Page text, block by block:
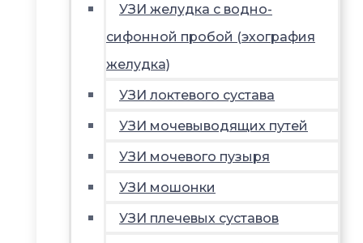
УЗИ желудка с водно-
сифонной пробой (эхография
желудка)
УЗИ локтевого сустава
УЗИ мочевыводящих путей
УЗИ мочевого пузыря
УЗИ мошонки
УЗИ плечевых суставов